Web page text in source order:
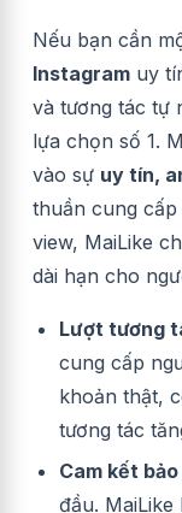
Nếu bạn cần
Instagram uy
và tương tác tự
lựa chọn số 1.
vào sự uy tín,
thuần cung
view, MaiLike
dài hạn cho
Lượt tương
cung cấp
khoản thật,
tương tác
Cam kết
đầu.